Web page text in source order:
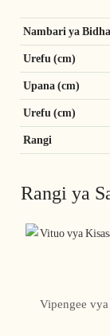
Nambari ya
Urefu (cm)
Upana (cm)
Urefu (cm)
Rangi
Rangi ya
Vipengee